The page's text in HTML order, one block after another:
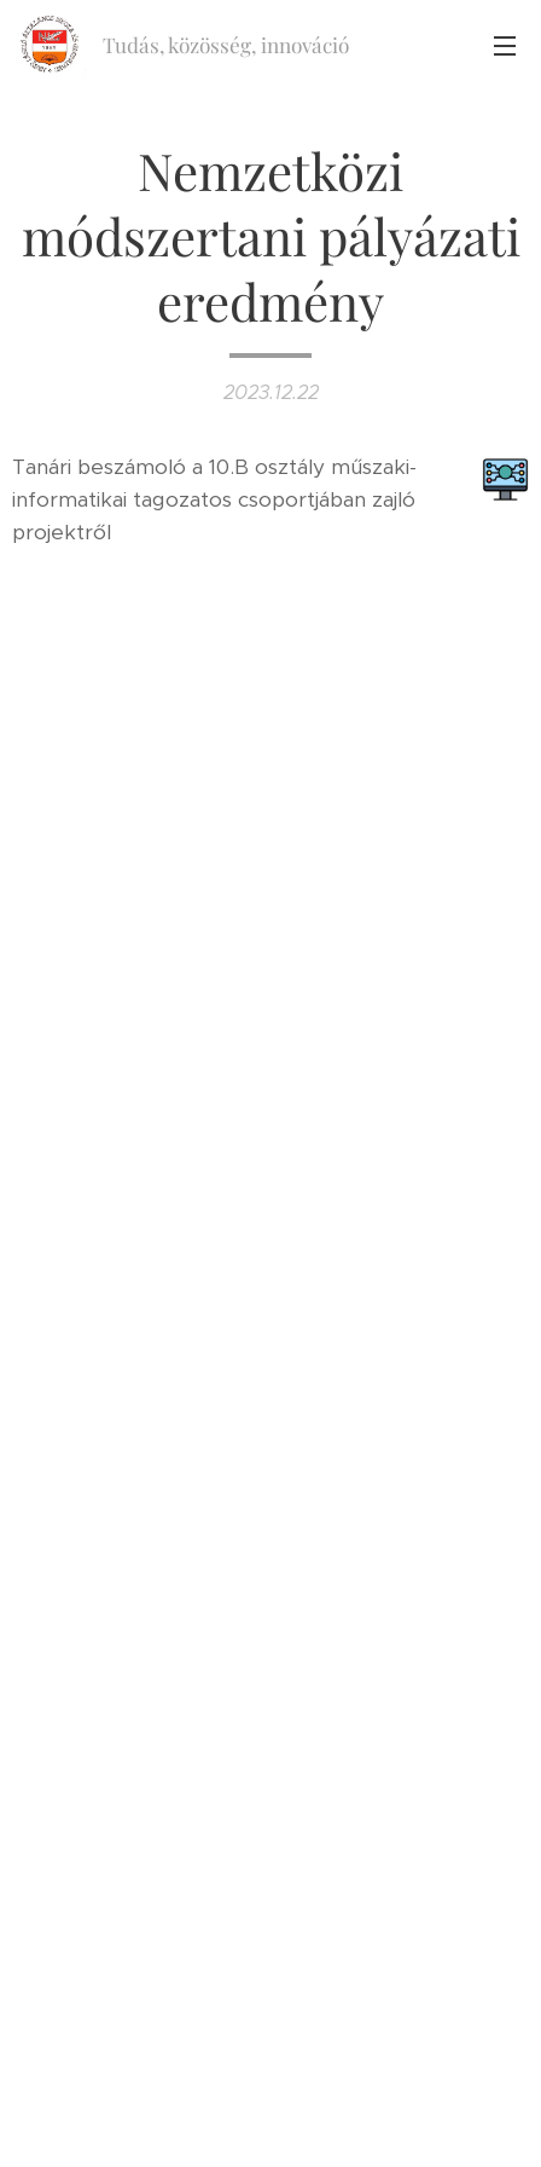
Tudás, közösség, innováció
Nemzetközi
módszertani pályázati
eredmény
2023.12.22
Tanári beszámoló a 10.B osztály műszaki-
informatikai tagozatos csoportjában zajló
projektről